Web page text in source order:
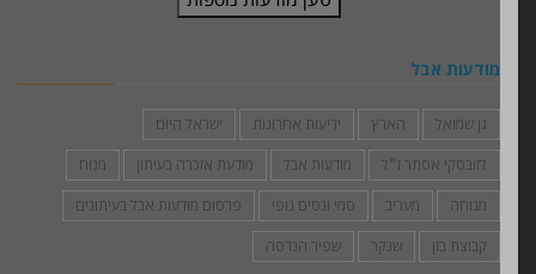
מודעות אבל
גן שמואל הארץ ידיעות אחרונות
ישראל היום
לזובסקי אסתר ז״ל
מודעות אבל מודעת אזכרה בעיתון
מנוח
מעריב סמי ונסים נופי
פרסום מודעות אבל בעיתונים
קבוצת בזן
שנקר שפיר הנדסה